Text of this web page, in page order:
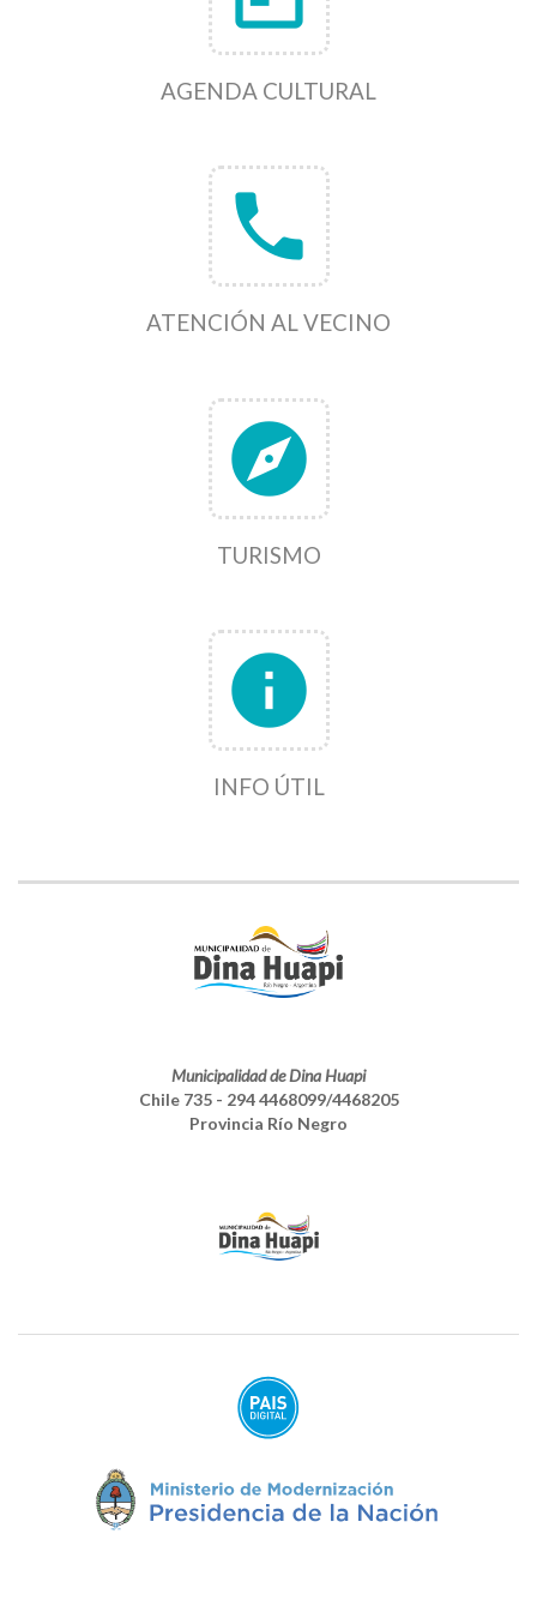
AGENDA CULTURAL
phone
ATENCIÓN AL VECINO
explore
TURISMO
info
INFO ÚTIL
Municipalidad de Dina Huapi
Chile 735 - 294 4468099/4468205
Provincia Río Negro